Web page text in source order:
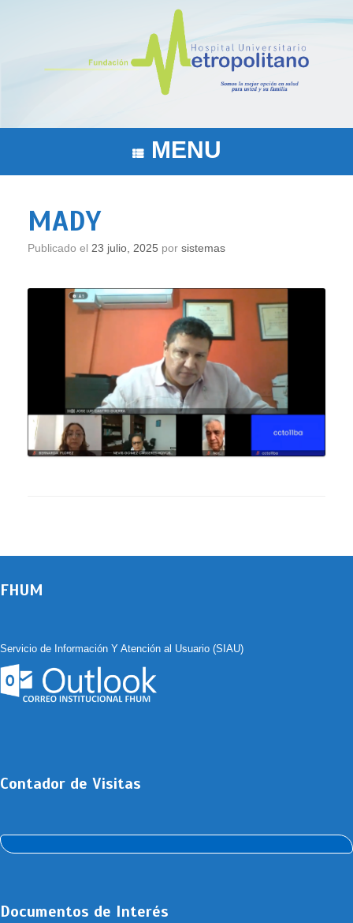
MENU
MADY
Publicado el 23 julio, 2025 por sistemas
FHUM
Servicio de Información Y Atención al Usuario (SIAU)
Contador de Visitas
Documentos de Interés